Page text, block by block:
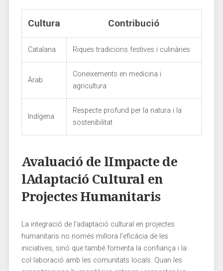
Cultura Contribució
Catalana Riques tradicions festives i culinàries
Àrab
Coneixements en medicina i
‍agricultura
Indígena
Respecte profund per​ la natura i la
sostenibilitat
Avaluació de lImpacte de
lAdaptació Cultural​ en
Projectes⁤ Humanitaris
La integració de ⁣l’adaptació cultural en‌ projectes
humanitaris⁢ no només millora ‌l’eficàcia de les
iniciatives,‍ sinó ‌que també fomenta ⁢la confiança i la
col·laboració‍ amb les comunitats⁤ locals.‍ Quan les